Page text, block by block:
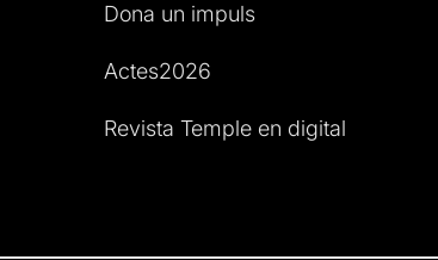
Dona un impuls
Actes2026
Revista Temple en digital